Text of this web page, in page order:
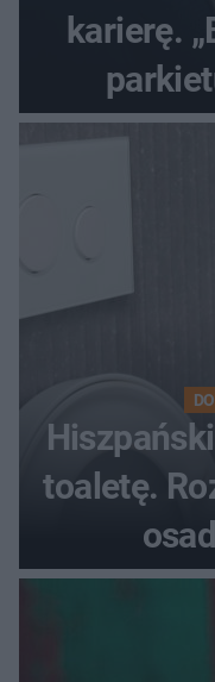
karierę.
toaletę.